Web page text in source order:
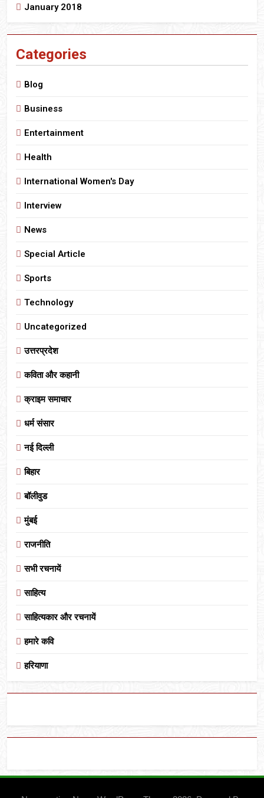
January 2018
Categories
Blog
Business
Entertainment
Health
International Women's Day
Interview
News
Special Article
Sports
Technology
Uncategorized
उत्तरप्रदेश
कविता और कहानी
क्राइम समाचार
धर्म संसार
नई दिल्ली
बिहार
बॉलीवुड
मुंबई
राजनीति
सभी रचनायें
साहित्य
साहित्यकार और रचनायें
हमारे कवि
हरियाणा